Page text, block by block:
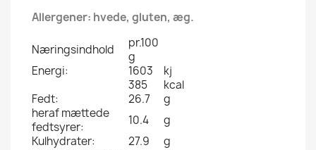
Allergener: hvede, gluten, æg.
Næringsindhold
pr.100
g
Energi:
1603
kj
385
kcal
Fedt:
26.7
g
heraf mættede
fedtsyrer:
10.4
g
Kulhydrater:
27.9
g